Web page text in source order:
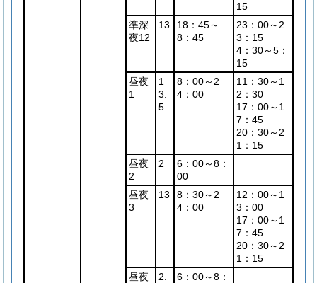
15
準深
夜12
13
18：45～
8：45
23：00～2
3：15
4：30～5：
15
昼夜
1
1
3.
5
8：00～2
4：00
11：30～1
2：30
17：00～1
7：45
20：30～2
1：15
昼夜
2
2
6：00～8：
00
昼夜
3
13
8：30～2
4：00
12：00～1
3：00
17：00～1
7：45
20：30～2
1：15
昼夜
2.
6：00～8：